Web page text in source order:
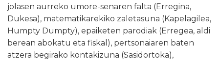
jolasen aurreko umore-senaren falta (Erregina,
Dukesa), matematikarekiko zaletasuna (Kapelagilea,
Humpty Dumpty), epaiketen parodiak (Erregea, aldi
berean abokatu eta fiskal), pertsonaiaren baten
atzera begirako kontakizuna (Sasidortoka),